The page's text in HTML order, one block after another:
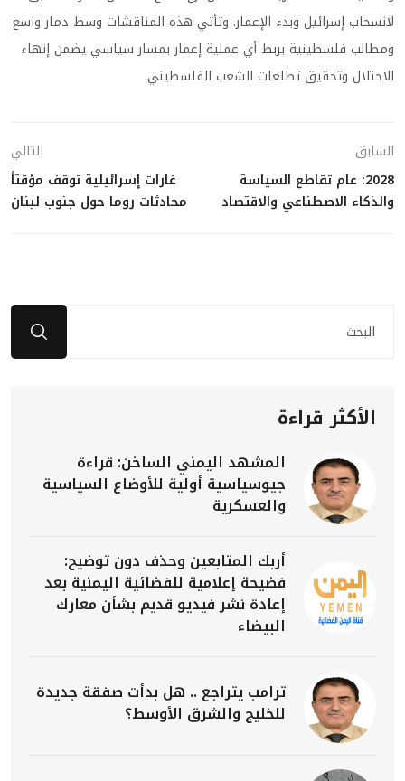
لانسحاب إسرائيل وبدء الإعمار. وتأتي هذه المناقشات وسط دمار واسع
ومطالب فلسطينية بربط أي عملية إعمار بمسار سياسي يضمن إنهاء
الاحتلال وتحقيق تطلعات الشعب الفلسطيني.
السابق
2028: عام تقاطع السياسة
والذكاء الاصطناعي والاقتصاد
التالي
غارات إسرائيلية توقف مؤقتاً
محادثات روما حول جنوب لبنان
الأكثر قراءة
المشهد اليمني الساخن: قراءة
جيوسياسية أولية للأوضاع السياسية
والعسكرية
أربك المتابعين وحذف دون توضيح:
فضيحة إعلامية للفضائية اليمنية بعد
إعادة نشر فيديو قديم بشأن معارك
البيضاء
ترامب يتراجع .. هل بدأت صفقة جديدة
للخليج والشرق الأوسط؟